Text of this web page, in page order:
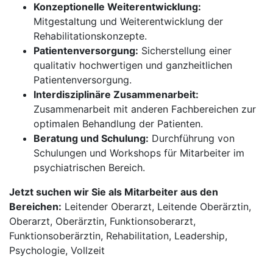
Konzeptionelle Weiterentwicklung:
Mitgestaltung und Weiterentwicklung der
Rehabilitationskonzepte.
Patientenversorgung: Sicherstellung einer
qualitativ hochwertigen und ganzheitlichen
Patientenversorgung.
Interdisziplinäre Zusammenarbeit:
Zusammenarbeit mit anderen Fachbereichen zur
optimalen Behandlung der Patienten.
Beratung und Schulung: Durchführung von
Schulungen und Workshops für Mitarbeiter im
psychiatrischen Bereich.
Jetzt suchen wir Sie als Mitarbeiter aus den
Bereichen: Leitender Oberarzt, Leitende Oberärztin,
Oberarzt, Oberärztin, Funktionsoberarzt,
Funktionsoberärztin, Rehabilitation, Leadership,
Psychologie, Vollzeit